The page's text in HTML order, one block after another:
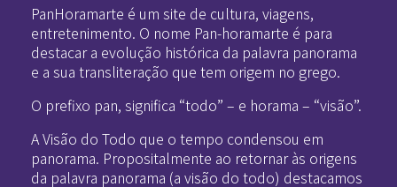
PanHoramarte é um site de cultura, viagens,
entretenimento. O nome Pan-horamarte é para
destacar a evolução histórica da palavra panorama
e a sua transliteração que tem origem no grego.
O prefixo pan, significa “todo” – e horama – “visão”.
A Visão do Todo que o tempo condensou em
panorama. Propositalmente ao retornar às origens
da palavra panorama (a visão do todo) destacamos